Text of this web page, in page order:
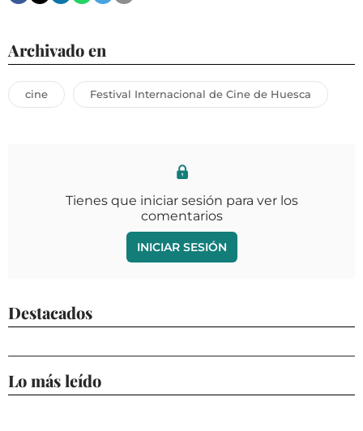
Archivado en
cine Festival Internacional de Cine de Huesca
Tienes que iniciar sesión para ver los
comentarios
INICIAR SESIÓN
Destacados
Lo más leído